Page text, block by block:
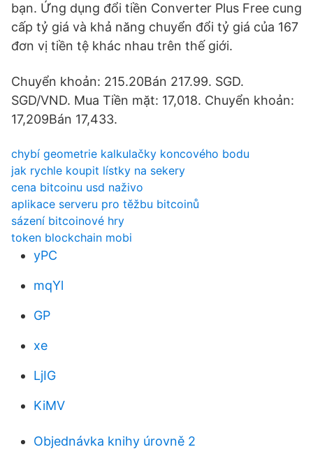
bạn. Ứng dụng đổi tiền Converter Plus Free cung
cấp tỷ giá và khả năng chuyển đổi tỷ giá của 167
đơn vị tiền tệ khác nhau trên thế giới.
Chuyển khoản: 215.20Bán 217.99. SGD.
SGD/VND. Mua Tiền mặt: 17,018. Chuyển khoản:
17,209Bán 17,433.
chybí geometrie kalkulačky koncového bodu
jak rychle koupit lístky na sekery
cena bitcoinu usd naživo
aplikace serveru pro těžbu bitcoinů
sázení bitcoinové hry
token blockchain mobi
yPC
mqYl
GP
xe
LjIG
KiMV
Objednávka knihy úrovně 2